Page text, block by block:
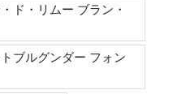
ド・リムー ブラン・
ブルグンダー フォン